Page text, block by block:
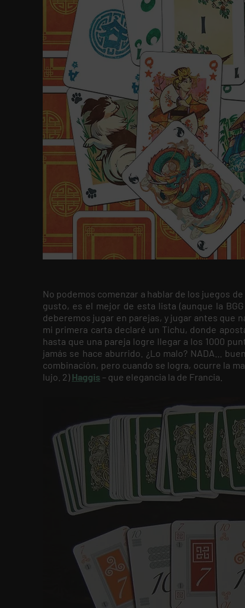
No podemos comenzar a hablar de los juegos
gusto, es el mejor de esta lista (aunque la
deberemos jugar en parejas, y jugar antes que
mi primera carta declaré un Tichu, donde
hasta que una pareja logre llegar a los 1000
jamás se hace aburrido. ¿Lo malo? NADA…
combinación, pero cuando se logra, ocurre la
lujo. 2) Haggis – que elegancia la de Francia.